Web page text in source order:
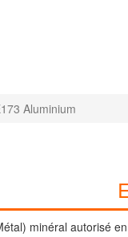
Aluminium
minéral autorisé